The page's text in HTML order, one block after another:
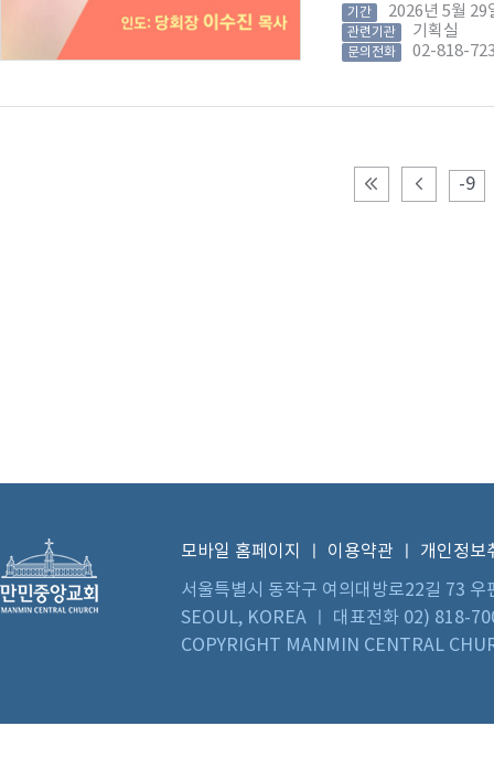
기간 2026년 5월 29
관련기관 기획실
문의전화 02-818-
-9
모바일 홈페이지 이용약관
개인정보
서울특별시 동작구 여의대방로22길 73
SEOUL, KOREA ㅣ 대표전화 02) 818-
COPYRIGHT MANMIN CENTRAL